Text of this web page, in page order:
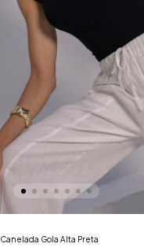
Gola Alta Preta